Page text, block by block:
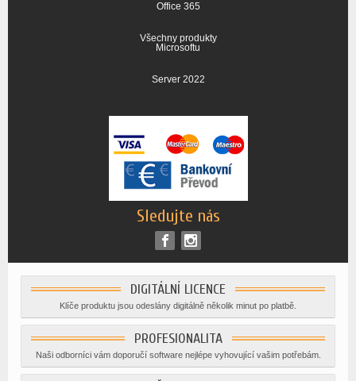
Office 365
Všechny produkty
Microsoftu
Server 2022
Sledujte nás
DIGITÁLNÍ LICENCE
Klíče produktu jsou odeslány digitálně několik minut po platbě.
PROFESIONALITA
Naši odborníci vám doporučí software nejlépe vyhovující vašim potřebám.